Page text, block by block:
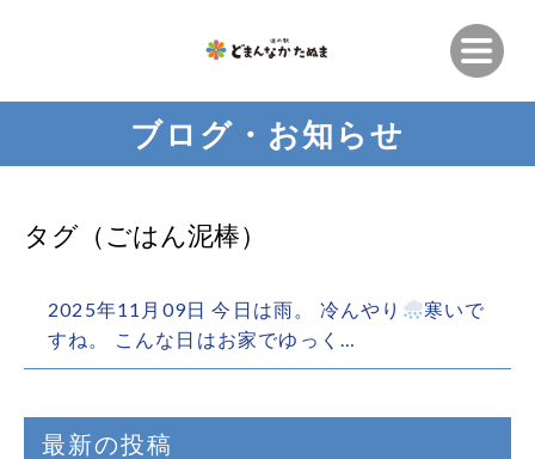
ブログ・お知らせ
タグ（ごはん泥棒）
2025年11月09日 今日は雨。 冷んやり
寒いで
すね。 こんな日はお家でゆっく…
最新の投稿